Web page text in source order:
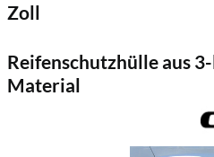
Zoll
Reifenschutzhülle aus
Material